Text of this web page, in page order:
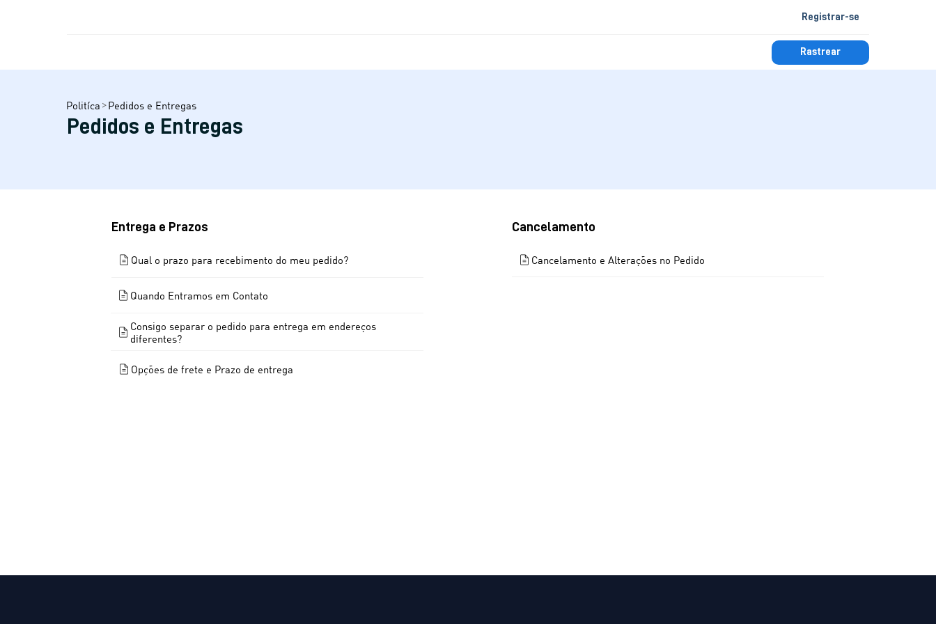
Registrar-se
Rastrear
Politíca Pedidos e Entregas
Pedidos e Entregas
Entrega e Prazos
Qual o prazo para recebimento do meu pedido?
Quando Entramos em Contato
Consigo separar o pedido para entrega em endereços
diferentes?
Opções de frete e Prazo de entrega
Cancelamento
Cancelamento e Alterações no Pedido